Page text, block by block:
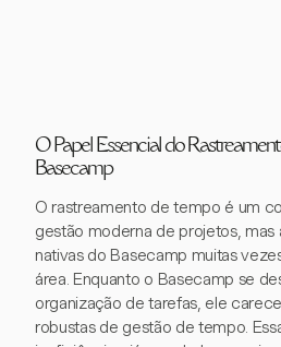
O Papel Essencial do
Basecamp
O rastreamento de tempo é um
gestão moderna de projetos, mas
nativas do Basecamp muitas
área. Enquanto o Basecamp se
organização de tarefas, ele
robustas de gestão de tempo.